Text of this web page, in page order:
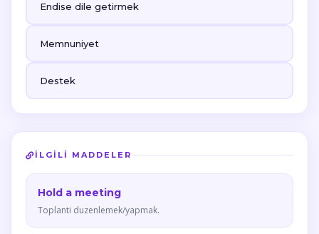
Endise dile getirmek
Memnuniyet
Destek
İLGILI MADDELER
Hold a meeting
Toplanti duzenlemek/yapmak.